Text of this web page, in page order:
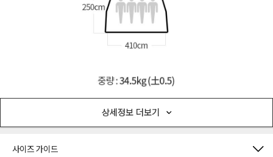
상세정보 더보기
사이즈 가이드